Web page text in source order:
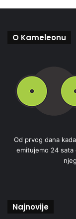
O Kameleonu
Od prvog dana
emitujemo 24 sata
Najnovije